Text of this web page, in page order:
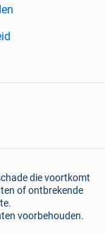
die voortkomt
of ontbrekende
voorbehouden.